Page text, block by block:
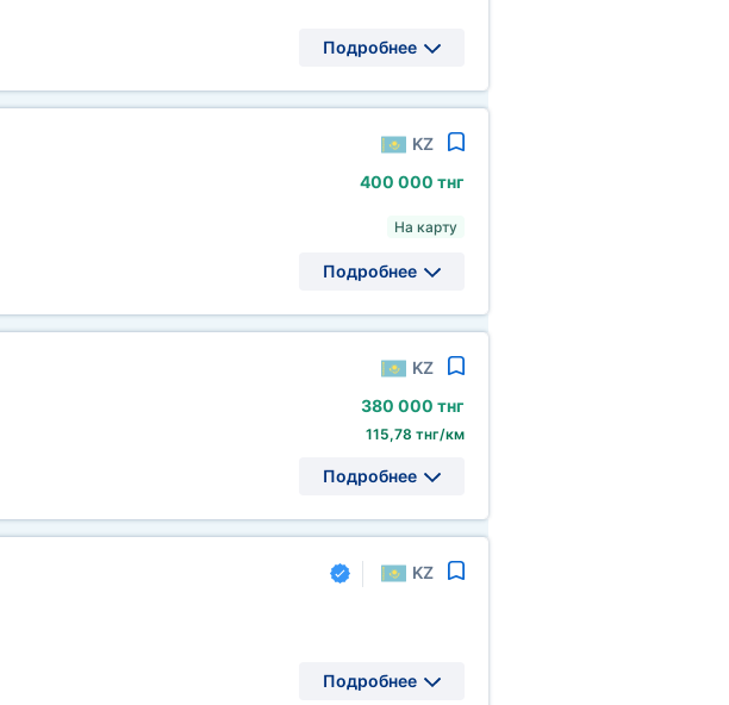
Подробнее
KZ
400 000 тнг
На карту
Подробнее
KZ
380 000 тнг
115,78 тнг/км
Подробнее
KZ
Подробнее